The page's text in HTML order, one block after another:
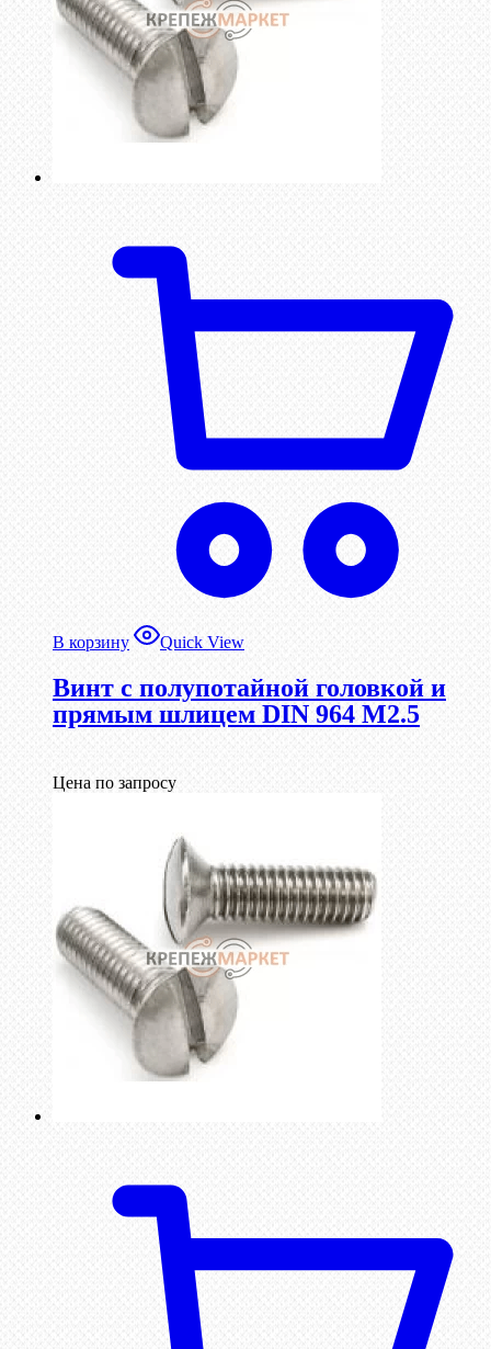
В корзину Quick View
Винт с полупотайной головкой и
прямым шлицем DIN 964 М2.5
Цена по запросу